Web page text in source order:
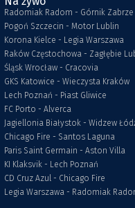
Radomiak Radom - Górnik Zabrze
Pogoń Szczecin - Motor Lublin
Korona Kielce - Legia Warszawa
Raków Częstochowa - Zagłębie
Śląsk Wrocław - Cracovia
GKS Katowice - Wieczysta Kraków
Lech Poznań - Piast Gliwice
FC Porto - Alverca
Jagiellonia Białystok - Widzew
Chicago Fire - Santos Laguna
Paris Saint Germain - Aston Villa
KI Klaksvik - Lech Poznań
CD Cruz Azul - Chicago Fire
Legia Warszawa - Radomiak